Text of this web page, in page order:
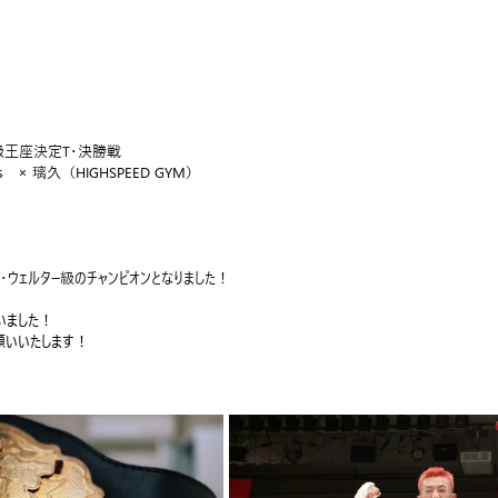
王座決定T・決勝戦
　× 璃久 （HIGHSPEED GYM）
ェルター級のチャンピオンとなりました！
した！
いたします！